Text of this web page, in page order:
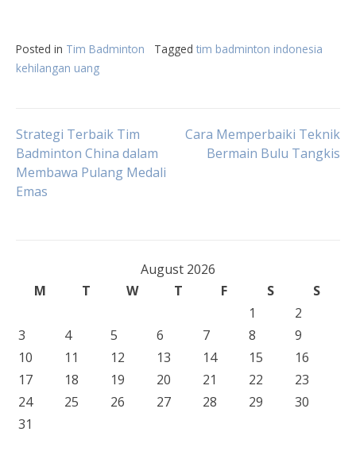
Posted in Tim Badminton Tagged tim badminton indonesia
kehilangan uang
Post
navigation
Strategi Terbaik Tim
Badminton China dalam
Membawa Pulang Medali
Emas
Cara Memperbaiki Teknik
Bermain Bulu Tangkis
August 2026
M
T W T F S
S
1
2
3
4 5 6 7 8
9
10
11 12 13 14 15
16
17
18 19 20 21 22
23
24
25 26 27 28 29
30
31